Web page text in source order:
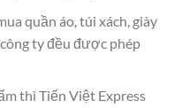
quần áo, túi xách, giày
ty đều được phép
thì Tiến Việt Express